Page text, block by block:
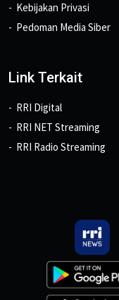
Kebijakan Privasi
Pedoman Media Siber
Link Terkait
RRI Digital
RRI NET Streaming
RRI Radio Streaming